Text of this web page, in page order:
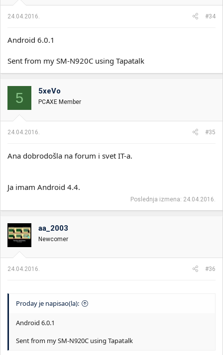
24.04.2016. #34
Android 6.0.1
Sent from my SM-N920C using Tapatalk
5 5xeVo
PCAXE Member
24.04.2016. #35
Ana dobrodošla na forum i svet IT-a.
Ja imam Android 4.4.
Poslednja izmena: 24.04.2016.
aa_2003
Newcomer
24.04.2016. #36
Proday je napisao(la):
Android 6.0.1
Sent from my SM-N920C using Tapatalk